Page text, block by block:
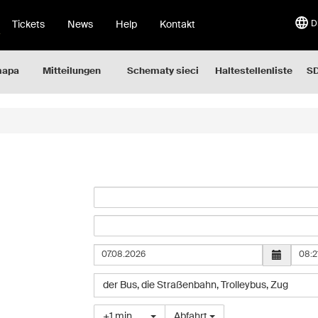
Tickets News Help Kontakt
Mitteilungen Schematy sieci Haltestellenliste
Wybierz
pojazdu
der Bus, die Straßenbahn, Trolleybus, Zug
Wybierz